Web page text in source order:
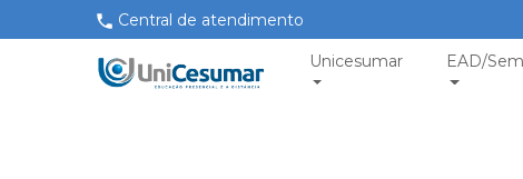
Central de atendimento
Unicesumar EAD/